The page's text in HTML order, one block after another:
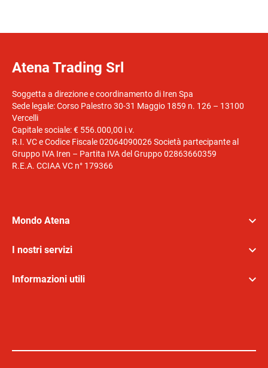
Atena Trading Srl
Soggetta a direzione e coordinamento di Iren Spa
Sede legale: Corso Palestro 30-31 Maggio 1859 n. 126 – 13100
Vercelli
Capitale sociale: € 556.000,00 i.v.
R.I. VC e Codice Fiscale 02064090026 Società partecipante al
Gruppo IVA Iren – Partita IVA del Gruppo 02863660359
R.E.A. CCIAA VC n° 179366
Mondo Atena
I nostri servizi
Informazioni utili